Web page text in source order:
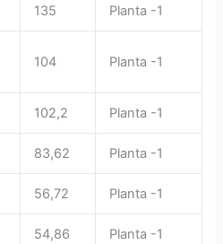
135 Planta -1
104 Planta -1
102,2 Planta -1
83,62 Planta -1
56,72 Planta -1
54,86 Planta -1